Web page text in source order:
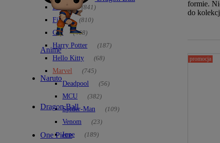
Anime
Naruto
Dragon Ball
One Piece
Disney (841)
Filmy (810)
Gry (468)
Harry Potter (187)
Hello Kitty (68)
Marvel (745)
Deadpool (56)
MCU (382)
Spider-Man (109)
Venom (23)
Inne (189)
formie.
do
promocja